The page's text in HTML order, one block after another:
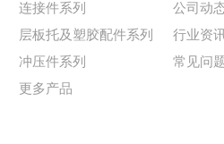
连接件系列
层板托及塑胶配件系列
冲压件系列
更多产品
公司动
行业资
常见问